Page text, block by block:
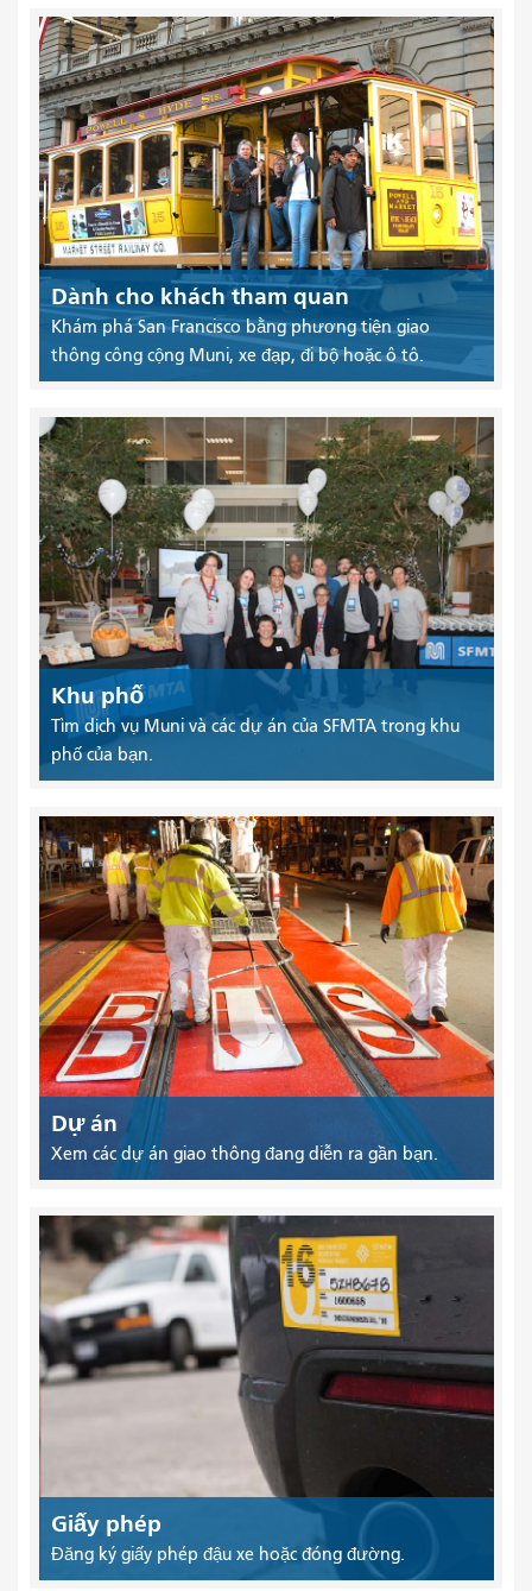
Dành cho khách tham quan
Khám phá San Francisco bằng phương tiện giao
thông công cộng Muni, xe đạp, đi bộ hoặc ô tô.
Khu phố
Tìm dịch vụ Muni và các dự án của SFMTA trong khu
phố của bạn.
Dự án
Xem các dự án giao thông đang diễn ra gần bạn.
Giấy phép
Đăng ký giấy phép đậu xe hoặc đóng đường.